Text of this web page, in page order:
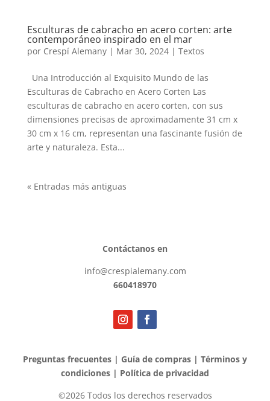
Esculturas de cabracho en acero corten: arte
contemporáneo inspirado en el mar
por Crespí Alemany| Mar 30, 2024| Textos
Una Introducción al Exquisito Mundo de las
Esculturas de Cabracho en Acero Corten Las
esculturas de cabracho en acero corten, con sus
dimensiones precisas de aproximadamente 31 cm x
30 cm x 16 cm, representan una fascinante fusión de
arte y naturaleza. Esta...
« Entradas más antiguas
Contáctanos en
info@crespialemany.com
660418970
Preguntas frecuentes | Guía de compras | Términos y
condiciones | Política de privacidad
©2026 Todos los derechos reservados